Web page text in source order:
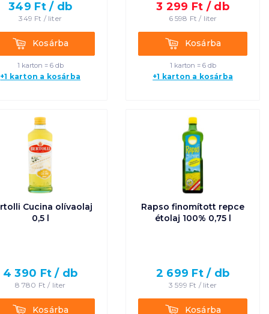
349 Ft / db
349 Ft / liter
KosárbaKosárba
1 karton = 6 db
+1 karton a kosárba
3 299 Ft / db
6 598 Ft / liter
KosárbaKosárba
1 karton = 6 db
+1 karton a kosárba
Cucina olívaolaj
0,5 l
4 390 Ft / db
8 780 Ft / liter
KosárbaKosárba
Rapso finomított repce
étolaj 100% 0,75 l
2 699 Ft / db
3 599 Ft / liter
KosárbaKosárba